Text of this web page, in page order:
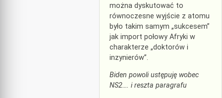
można dyskutować to
równoczesne wyjście z atomu
było takim samym „sukcesem”
jak import połowy Afryki w
charakterze „doktorów i
inzynierów”.
Biden powoli ustępuję wobec
NS2…. i reszta paragrafu